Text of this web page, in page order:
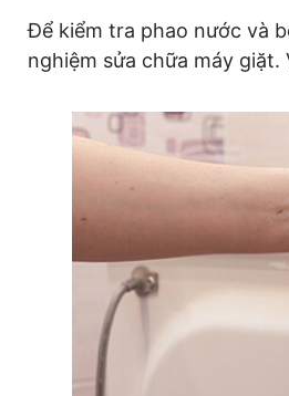
Để kiểm tra phao nước và
nghiệm sửa chữa máy